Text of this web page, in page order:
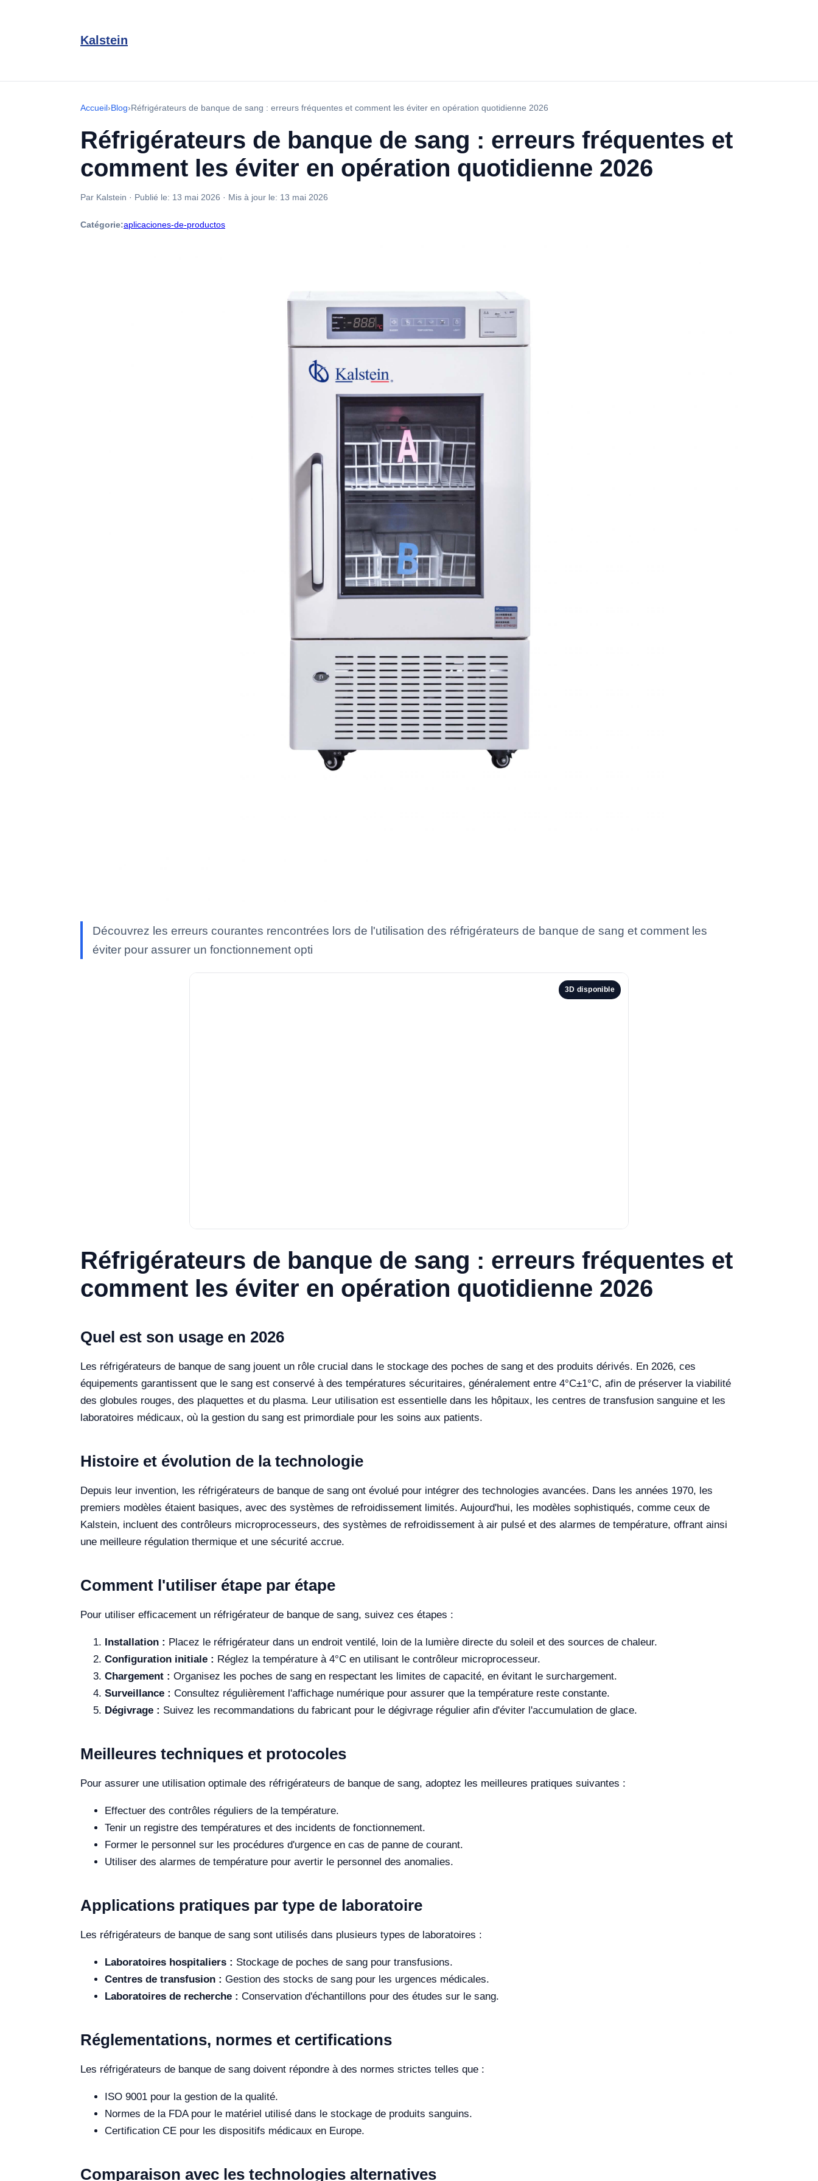
Kalstein
Accueil›Blog›Réfrigérateurs de banque de sang : erreurs fréquentes et comment les éviter en opération quotidienne 2026
Réfrigérateurs de banque de sang : erreurs fréquentes et
comment les éviter en opération quotidienne 2026
Par Kalstein · Publié le: 13 mai 2026 · Mis à jour le: 13 mai 2026
Catégorie:aplicaciones-de-productos
Découvrez les erreurs courantes rencontrées lors de l'utilisation des réfrigérateurs de banque de sang et comment les
éviter pour assurer un fonctionnement opti
3D disponible
Réfrigérateurs de banque de sang : erreurs fréquentes et
comment les éviter en opération quotidienne 2026
Quel est son usage en 2026
Les réfrigérateurs de banque de sang jouent un rôle crucial dans le stockage des poches de sang et des produits dérivés. En 2026, ces
équipements garantissent que le sang est conservé à des températures sécuritaires, généralement entre 4°C±1°C, afin de préserver la viabilité
des globules rouges, des plaquettes et du plasma. Leur utilisation est essentielle dans les hôpitaux, les centres de transfusion sanguine et les
laboratoires médicaux, où la gestion du sang est primordiale pour les soins aux patients.
Histoire et évolution de la technologie
Depuis leur invention, les réfrigérateurs de banque de sang ont évolué pour intégrer des technologies avancées. Dans les années 1970, les
premiers modèles étaient basiques, avec des systèmes de refroidissement limités. Aujourd'hui, les modèles sophistiqués, comme ceux de
Kalstein, incluent des contrôleurs microprocesseurs, des systèmes de refroidissement à air pulsé et des alarmes de température, offrant ainsi
une meilleure régulation thermique et une sécurité accrue.
Comment l'utiliser étape par étape
Pour utiliser efficacement un réfrigérateur de banque de sang, suivez ces étapes :
Installation : Placez le réfrigérateur dans un endroit ventilé, loin de la lumière directe du soleil et des sources de chaleur.
Configuration initiale : Réglez la température à 4°C en utilisant le contrôleur microprocesseur.
Chargement : Organisez les poches de sang en respectant les limites de capacité, en évitant le surchargement.
Surveillance : Consultez régulièrement l'affichage numérique pour assurer que la température reste constante.
Dégivrage : Suivez les recommandations du fabricant pour le dégivrage régulier afin d'éviter l'accumulation de glace.
Meilleures techniques et protocoles
Pour assurer une utilisation optimale des réfrigérateurs de banque de sang, adoptez les meilleures pratiques suivantes :
Effectuer des contrôles réguliers de la température.
Tenir un registre des températures et des incidents de fonctionnement.
Former le personnel sur les procédures d'urgence en cas de panne de courant.
Utiliser des alarmes de température pour avertir le personnel des anomalies.
Applications pratiques par type de laboratoire
Les réfrigérateurs de banque de sang sont utilisés dans plusieurs types de laboratoires :
Laboratoires hospitaliers : Stockage de poches de sang pour transfusions.
Centres de transfusion : Gestion des stocks de sang pour les urgences médicales.
Laboratoires de recherche : Conservation d'échantillons pour des études sur le sang.
Réglementations, normes et certifications
Les réfrigérateurs de banque de sang doivent répondre à des normes strictes telles que :
ISO 9001 pour la gestion de la qualité.
Normes de la FDA pour le matériel utilisé dans le stockage de produits sanguins.
Certification CE pour les dispositifs médicaux en Europe.
Comparaison avec les technologies alternatives